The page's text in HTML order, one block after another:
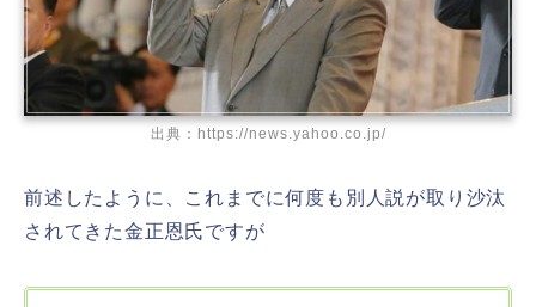
出典：https://news.yahoo.co.jp/
前述したように、これまでに何度も別人説が取り沙汰
されてきた金正恩氏ですが